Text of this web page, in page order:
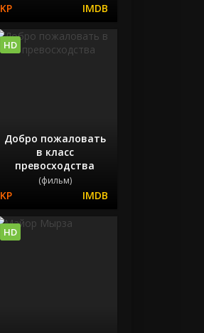
Добро пожаловать
в класс
превосходства
(фильм)
HD
HD